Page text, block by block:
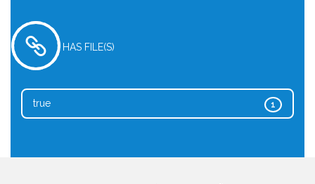
HAS FILE(S)
1
true